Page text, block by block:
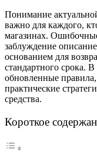
Понимание
важно для каждого,
магазинах.
заблуждение
основанием для
стандартного срока.
обновленные
практические
средства.
Короткое